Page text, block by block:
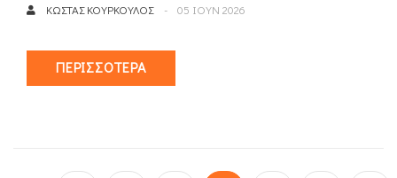
ΚΏΣΤΑΣ ΚΟΎΡΚΟΥΛΟΣ 05 ΙΟΥΝ 2026
ΠΕΡΙΣΣΌΤΕΡΑ